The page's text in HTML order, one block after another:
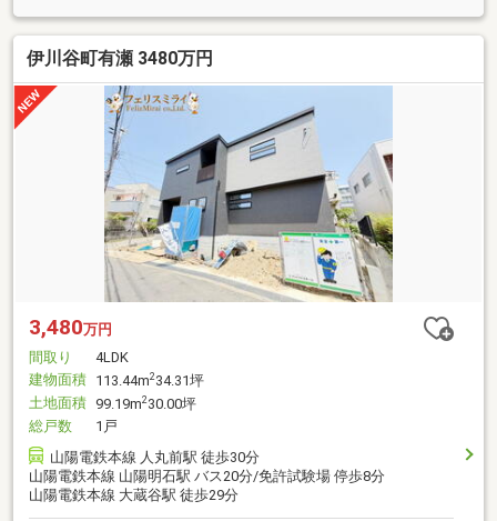
伊川谷町有瀬 3480万円
3,480万円
間取り
4LDK
建物面積 113.44m234.31坪
土地面積 99.19m230.00坪
総戸数
1戸
山陽電鉄本線 人丸前駅 徒歩30分
山陽電鉄本線 山陽明石駅 バス20分/免許試験場 停歩8分
山陽電鉄本線 大蔵谷駅 徒歩29分